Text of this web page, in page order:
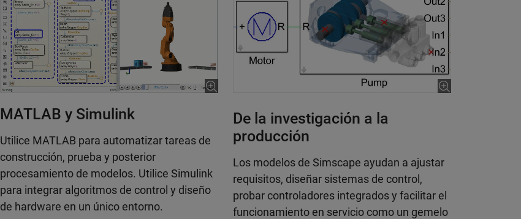
MATLAB y Simulink
Utilice MATLAB para automatizar tareas de
construcción, prueba y posterior
procesamiento de modelos. Utilice Simulink
para integrar algoritmos de control y diseño
de hardware en un único entorno.
De la investigación a la
producción
Los modelos de Simscape ayudan a ajustar
requisitos, diseñar sistemas de control,
probar controladores integrados y facilitar el
funcionamiento en servicio como un gemelo